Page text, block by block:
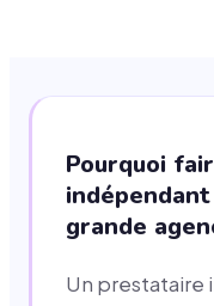
Pourquoi
grande
Un prestataire